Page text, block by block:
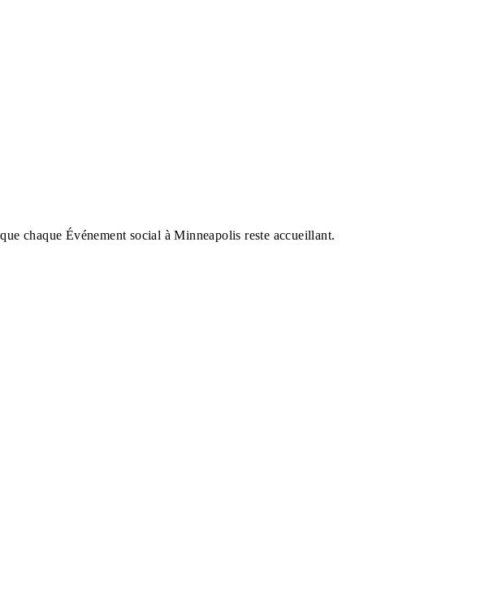
chaque Événement social à Minneapolis reste accueillant.